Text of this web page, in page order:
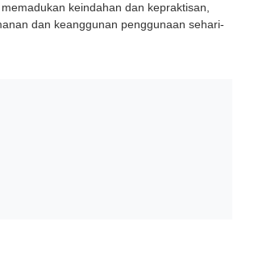
keindahan dan kepraktisan,
dan keanggunan penggunaan sehari-